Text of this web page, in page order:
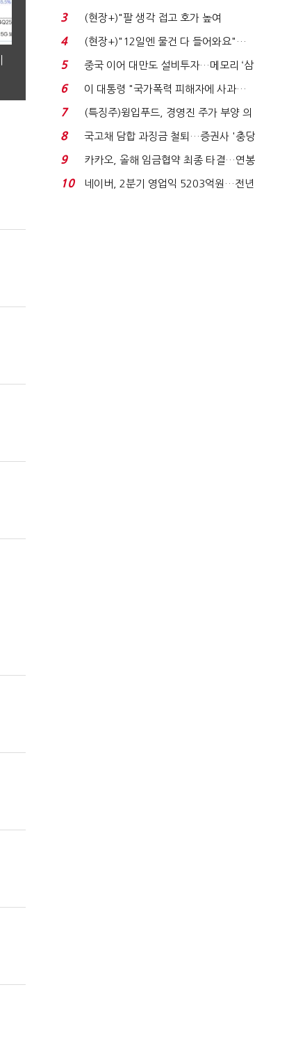
처분' 기준은 ...
3
(현장+)"팔 생각 접고 호가 높여
요"…'덜 똘똘한 한 채' 20...
4
(현장+)"12일엔 물건 다 들어와요"…
빈 매대 채우며 문 연 ...
5
중국 이어 대만도 설비투자…메모리 ‘삼
국전쟁’
6
이 대통령 "국가폭력 피해자에 사과…
적극적 조사로 진...
7
(특징주)윙입푸드, 경영진 주가 부양 의
지에 상한가...
8
국고채 담합 과징금 철퇴…증권사 '충당
금 폭탄' 우려...
9
카카오, 올해 임금협약 최종 타결…연봉
6.3% 인상·격려...
10
네이버, 2분기 영업익 5203억원…전년